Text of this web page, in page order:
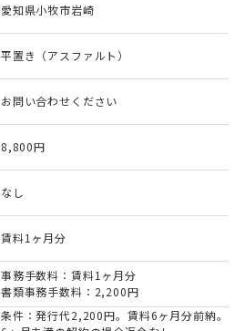
愛知県小牧市岩崎
平置き（アスファルト）
お問い合わせください
8,800円
なし
賃料1ヶ月分
事務手数料：賃料1ヶ月分
書類事務手数料：2,200円
条件：発行代2,200円。賃料6ヶ月分前納。